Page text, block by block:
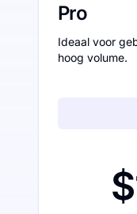
Pro
Ideaal voor
hoog volume.